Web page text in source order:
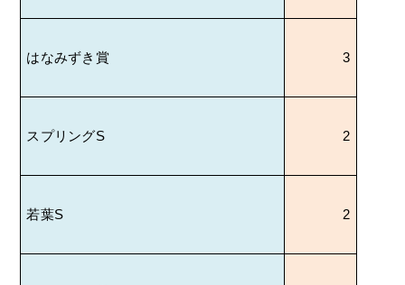
はなみずき賞 3
スプリングS 2
若葉S 2